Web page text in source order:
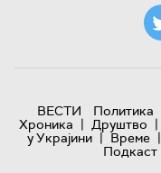
ВЕСТИ Политика
Хроника | Друштво |
у Украјини | Време |
Подкаст